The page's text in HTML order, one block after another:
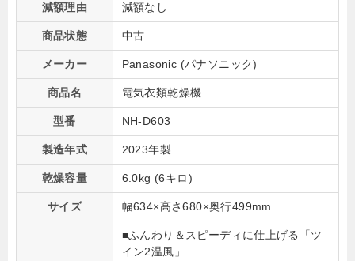
減額理由 減額なし
商品状態 中古
メーカー Panasonic (パナソニック)
商品名 電気衣類乾燥機
型番 NH-D603
製造年式 2023年製
乾燥容量 6.0kg (6キロ)
サイズ 幅634×高さ680×奥行499mm
■ふんわり＆スピーディに仕上げる「ツ
イン2温風」